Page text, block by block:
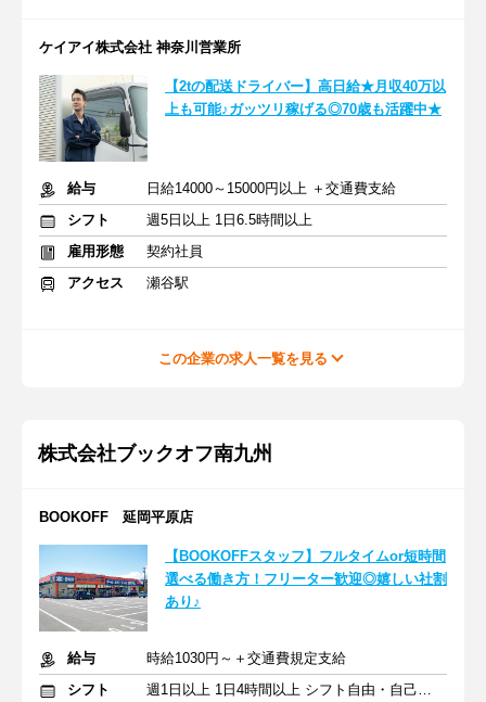
ケイアイ株式会社 神奈川営業所
【2tの配送ドライバー】高日給★月収40万以
上も可能♪ガッツリ稼げる◎70歳も活躍中★
給与
日給14000～15000円以上 ＋交通費支給
シフト
週5日以上 1日6.5時間以上
雇用形態
契約社員
アクセス
瀬谷駅
この企業の求人一覧を見る
株式会社ブックオフ南九州
BOOKOFF 延岡平原店
【BOOKOFFスタッフ】フルタイムor短時間
選べる働き方！フリーター歓迎◎嬉しい社割
あり♪
給与
時給1030円～＋交通費規定支給
シフト
週1日以上 1日4時間以上 シフト自由・自己申告